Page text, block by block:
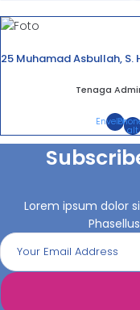
25 Muhamad Asbullah, S.
Tenaga
Envelope
alt
Lorem ipsum dolor